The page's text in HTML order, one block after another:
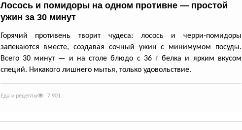
Лосось и помидоры на одном противне — простой
ужин за 30 минут
Горячий противень творит чудеса: лосось и черри-помидоры
запекаются вместе, создавая сочный ужин с минимумом посуды.
Всего 30 минут — и на столе блюдо с 36 г белка и ярким вкусом
специй. Никакого лишнего мытья, только удовольствие.
Еда и рецепты 7 901